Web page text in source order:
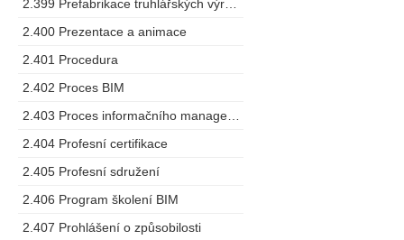
2.400 Prezentace a animace
2.401 Procedura
2.402 Proces BIM
2.404 Profesní certifikace
2.405 Profesní sdružení
2.406 Program školení BIM
2.407 Prohlášení o způsobilosti